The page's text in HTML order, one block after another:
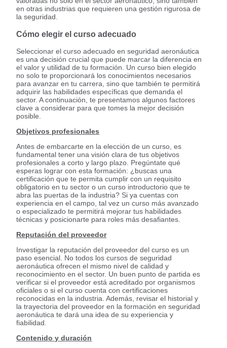
en otras industrias que requieren una gestión rigurosa de
la seguridad.
Cómo elegir el curso adecuado
Seleccionar el curso adecuado en seguridad aeronáutica
es una decisión crucial que puede marcar la diferencia en
el valor y utilidad de tu formación. Un curso bien elegido
no solo te proporcionará los conocimientos necesarios
para avanzar en tu carrera, sino que también te permitirá
adquirir las habilidades específicas que demanda el
sector. A continuación, te presentamos algunos factores
clave a considerar para que tomes la mejor decisión
posible.
Objetivos profesionales
Antes de embarcarte en la elección de un curso, es
fundamental tener una visión clara de tus objetivos
profesionales a corto y largo plazo. Pregúntate qué
esperas lograr con esta formación: ¿buscas una
certificación que te permita cumplir con un requisito
obligatorio en tu sector o un curso introductorio que te
abra las puertas de la industria? Si ya cuentas con
experiencia en el campo, tal vez un curso más avanzado
o especializado te permitirá mejorar tus habilidades
técnicas y posicionarte para roles más desafiantes.
Reputación del proveedor
Investigar la reputación del proveedor del curso es un
paso esencial. No todos los cursos de seguridad
aeronáutica ofrecen el mismo nivel de calidad y
reconocimiento en el sector. Un buen punto de partida es
verificar si el proveedor está acreditado por organismos
oficiales o si el curso cuenta con certificaciones
reconocidas en la industria. Además, revisar el historial y
la trayectoria del proveedor en la formación en seguridad
aeronáutica te dará una idea de su experiencia y
fiabilidad.
Contenido y duración